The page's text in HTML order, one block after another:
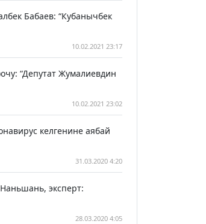
Бабаев: “Кубанычбек
10.02.2021 23:17
“Депутат Жумалиевдин
10.02.2021 23:02
келгенине аябай
31.03.2020 4:20
эксперт:
28.03.2020 4:05